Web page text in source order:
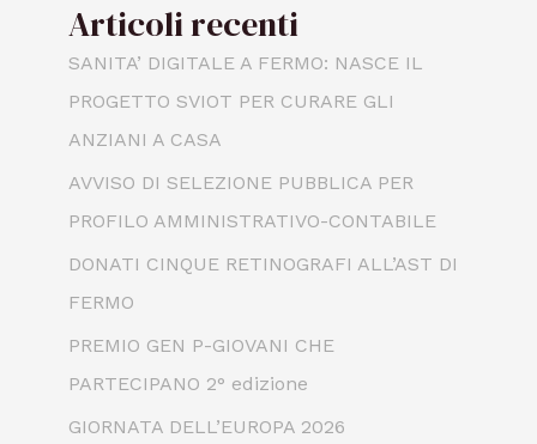
Articoli recenti
SANITA’ DIGITALE A FERMO: NASCE IL
PROGETTO SVIOT PER CURARE GLI
ANZIANI A CASA
AVVISO DI SELEZIONE PUBBLICA PER
PROFILO AMMINISTRATIVO-CONTABILE
DONATI CINQUE RETINOGRAFI ALL’AST DI
FERMO
PREMIO GEN P-GIOVANI CHE
PARTECIPANO 2° edizione
GIORNATA DELL’EUROPA 2026